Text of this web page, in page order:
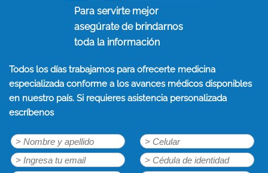
Para servirte mejor
asegúrate de brindarnos
toda la información
Todos los días trabajamos para ofrecerte medicina
especializada conforme a los avances médicos disponibles
en nuestro país. Si requieres asistencia personalizada
escríbenos